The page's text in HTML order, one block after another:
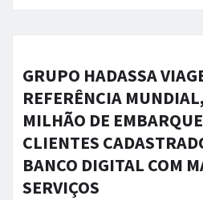
GRUPO HADASSA
REFERÊNCIA
MILHÃO DE
CLIENTES
BANCO DIGITAL COM
SERVIÇOS